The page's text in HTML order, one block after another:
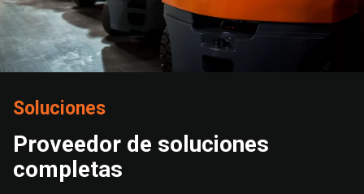
Soluciones
Proveedor de soluciones
completas